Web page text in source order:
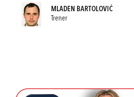
MLADEN BARTOLOVIĆ
Trener